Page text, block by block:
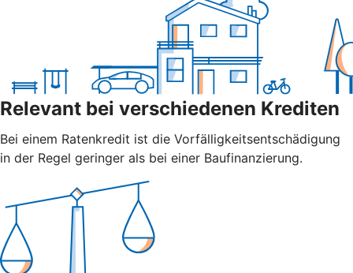
Relevant bei verschiedenen Krediten
Bei einem Ratenkredit ist die Vorfälligkeitsentschädigung
in der Regel geringer als bei einer Baufinanzierung.